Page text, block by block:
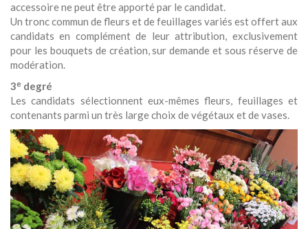
accessoire ne peut être apporté par le candidat.
Un tronc commun de fleurs et de feuillages variés est offert aux
candidats en complément de leur attribution, exclusivement
pour les bouquets de création, sur demande et sous réserve de
modération.
3e degré
Les candidats sélectionnent eux-mêmes fleurs, feuillages et
contenants parmi un très large choix de végétaux et de vases.